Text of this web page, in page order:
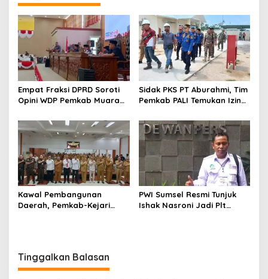
Empat Fraksi DPRD Soroti
Opini WDP Pemkab Muara
Kelola Keuangan
Sidak PKS PT Aburahmi, Tim
Pemkab PALI Temukan Izin
Kawal Pembangunan
Daerah, Pemkab-Kejari
PWI Sumsel Resmi Tunjuk
Ishak Nasroni Jadi Plt
Tinggalkan Balasan